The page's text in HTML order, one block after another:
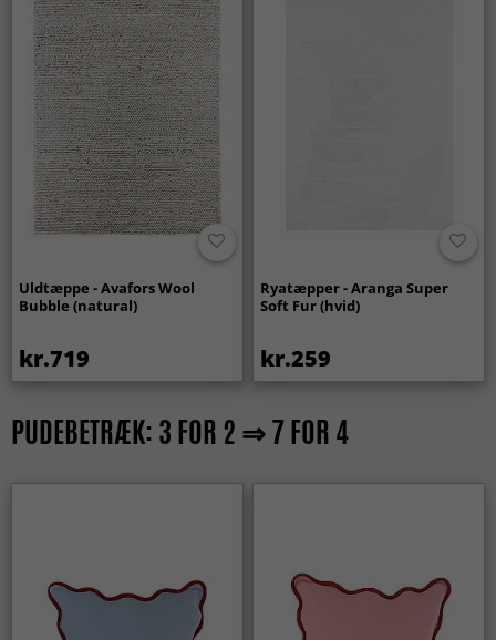
Uldtæppe - Avafors Wool
Bubble (natural)
kr.719
Ryatæpper - Aranga Super
Soft Fur (hvid)
kr.259
PUDEBETRÆK: 3 FOR 2 ⇒ 7 FOR 4